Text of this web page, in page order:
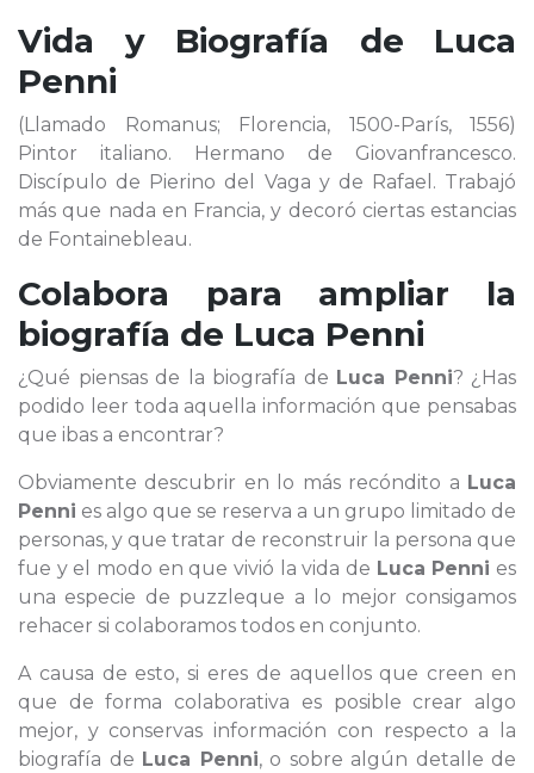
Vida y Biografía de Luca
Penni
(Llamado Romanus; Florencia, 1500-París, 1556)
Pintor italiano. Hermano de Giovanfrancesco.
Discípulo de Pierino del Vaga y de Rafael. Trabajó
más que nada en Francia, y decoró ciertas estancias
de Fontainebleau.
Colabora para ampliar la
biografía de Luca Penni
¿Qué piensas de la biografía de Luca Penni? ¿Has
podido leer toda aquella información que pensabas
que ibas a encontrar?
Obviamente descubrir en lo más recóndito a Luca
Penni es algo que se reserva a un grupo limitado de
personas, y que tratar de reconstruir la persona que
fue y el modo en que vivió la vida de Luca Penni es
una especie de puzzleque a lo mejor consigamos
rehacer si colaboramos todos en conjunto.
A causa de esto, si eres de aquellos que creen en
que de forma colaborativa es posible crear algo
mejor, y conservas información con respecto a la
biografía de Luca Penni, o sobre algún detalle de